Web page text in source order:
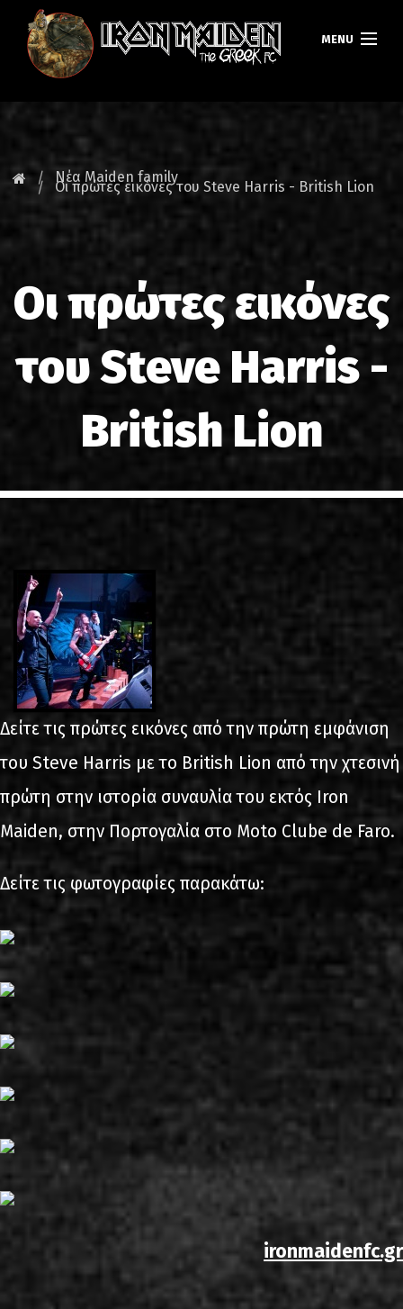
MENU
TOURS
GALLERY
LINKS
GR
Νέα Maiden family
Οι πρώτες εικόνες του Steve Harris - British Lion
Οι πρώτες εικόνες
του Steve Harris -
British Lion
Δείτε τις πρώτες εικόνες από την πρώτη εμφάνιση
του Steve Harris με το British Lion από την χτεσινή
πρώτη στην ιστορία συναυλία του εκτός Iron
Maiden, στην Πορτογαλία στο Moto Clube de Faro.
Δείτε τις φωτογραφίες παρακάτω:
ironmaidenfc.gr